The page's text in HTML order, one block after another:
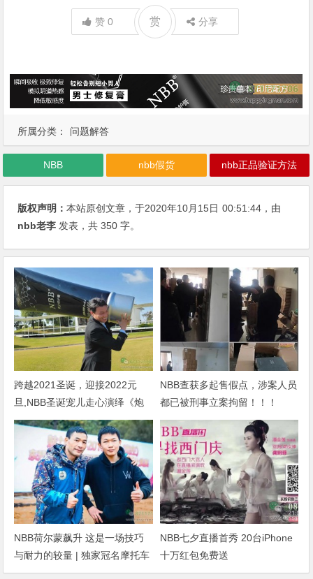
赞0 赏 分享
所属分类： 问题解答
NBB nbb假货 nbb正品验证方法
版权声明：本站原创文章，于2020年10月15日 00:51:44 ，由
nbb老李 发表，共 350 字。
跨越2021圣诞，迎接2022元
旦,NBB圣诞宠儿走心演绎《炮
诞party》
NBB查获多起售假点，涉案人员
都已被刑事立案拘留！！！
NBB荷尔蒙飙升 这是一场技巧
与耐力的较量 | 独家冠名摩托车
联赛
NBB七夕直播首秀 20台iPhone
十万红包免费送